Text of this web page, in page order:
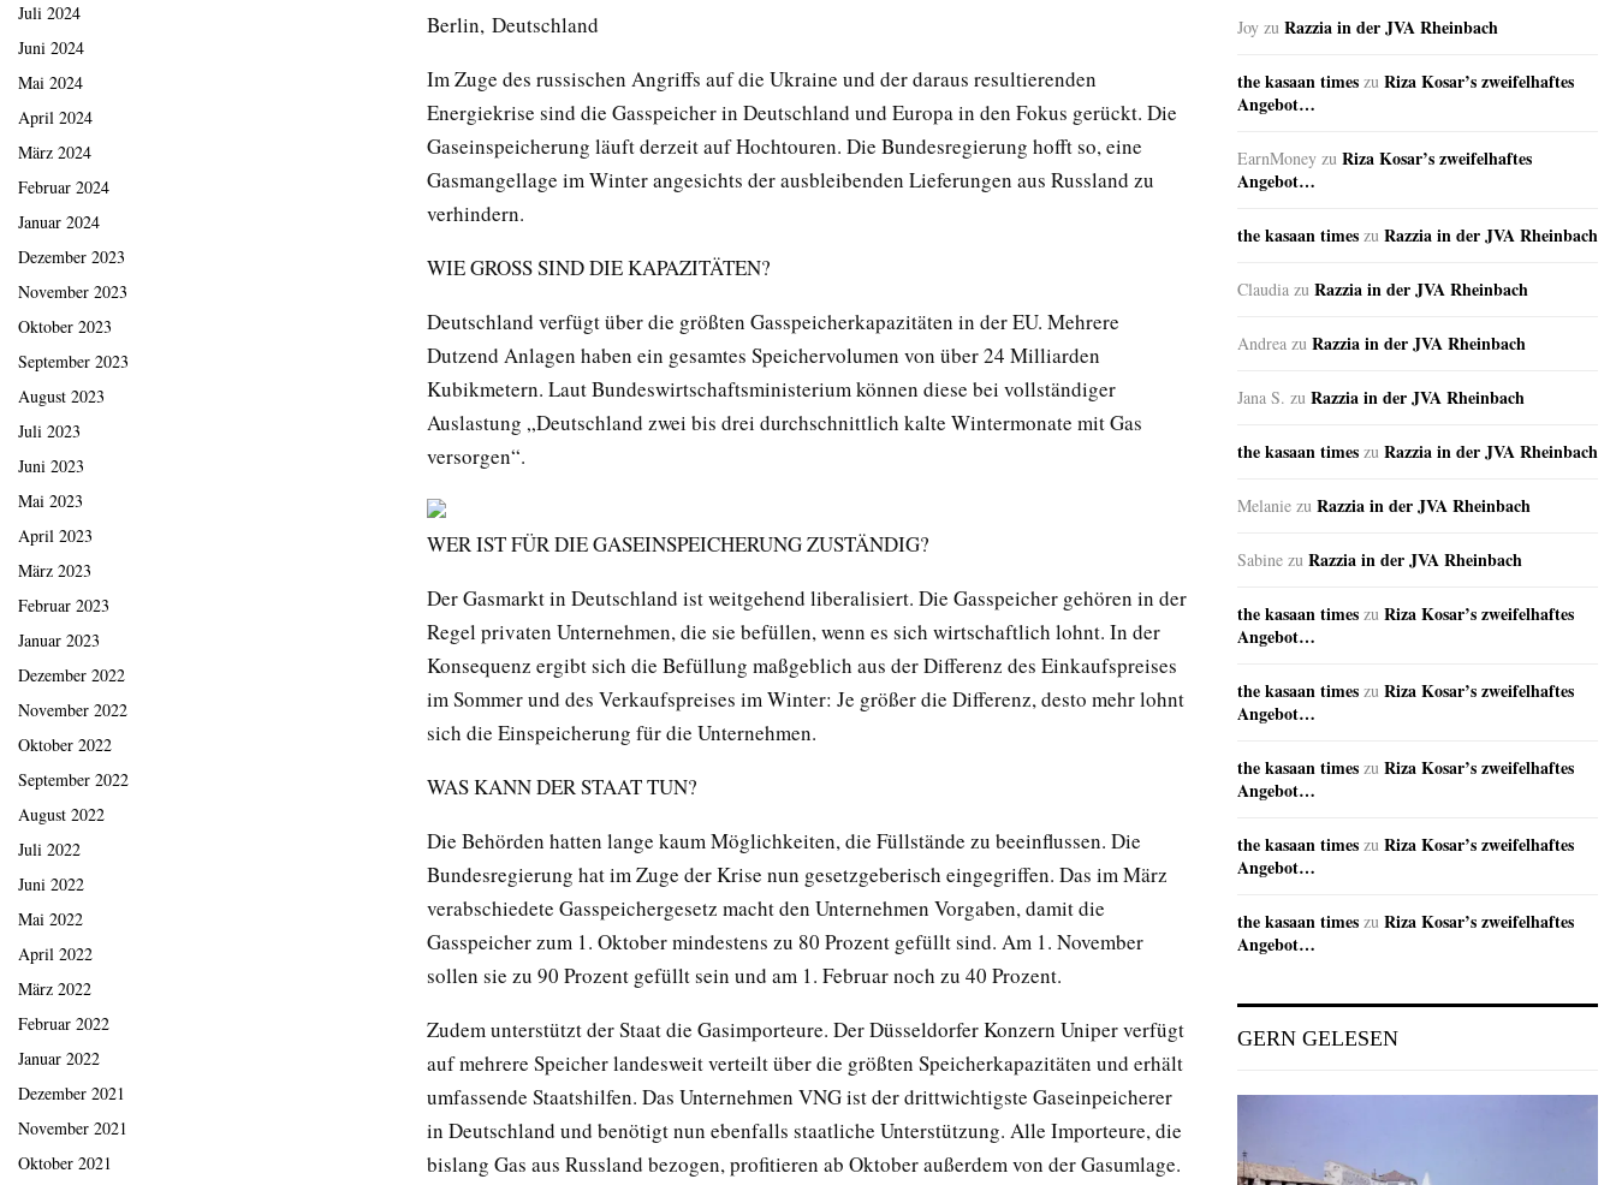
Berlin, Deutschland
Im Zuge des russischen Angriffs auf die Ukraine und der daraus resultierenden
Energiekrise sind die Gasspeicher in Deutschland und Europa in den Fokus gerückt. Die
Gaseinspeicherung läuft derzeit auf Hochtouren. Die Bundesregierung hofft so, eine
Gasmangellage im Winter angesichts der ausbleibenden Lieferungen aus Russland zu
verhindern.
WIE GROSS SIND DIE KAPAZITÄTEN?
Deutschland verfügt über die größten Gasspeicherkapazitäten in der EU. Mehrere
Dutzend Anlagen haben ein gesamtes Speichervolumen von über 24 Milliarden
Kubikmetern. Laut Bundeswirtschaftsministerium können diese bei vollständiger
Auslastung „Deutschland zwei bis drei durchschnittlich kalte Wintermonate mit Gas
versorgen“.
WER IST FÜR DIE GASEINSPEICHERUNG ZUSTÄNDIG?
Der Gasmarkt in Deutschland ist weitgehend liberalisiert. Die Gasspeicher gehören in der
Regel privaten Unternehmen, die sie befüllen, wenn es sich wirtschaftlich lohnt. In der
Konsequenz ergibt sich die Befüllung maßgeblich aus der Differenz des Einkaufspreises
im Sommer und des Verkaufspreises im Winter: Je größer die Differenz, desto mehr lohnt
sich die Einspeicherung für die Unternehmen.
WAS KANN DER STAAT TUN?
Die Behörden hatten lange kaum Möglichkeiten, die Füllstände zu beeinflussen. Die
Bundesregierung hat im Zuge der Krise nun gesetzgeberisch eingegriffen. Das im März
verabschiedete Gasspeichergesetz macht den Unternehmen Vorgaben, damit die
Gasspeicher zum 1. Oktober mindestens zu 80 Prozent gefüllt sind. Am 1. November
sollen sie zu 90 Prozent gefüllt sein und am 1. Februar noch zu 40 Prozent.
Zudem unterstützt der Staat die Gasimporteure. Der Düsseldorfer Konzern Uniper verfügt
auf mehrere Speicher landesweit verteilt über die größten Speicherkapazitäten und erhält
umfassende Staatshilfen. Das Unternehmen VNG ist der drittwichtigste Gaseinpeicherer
in Deutschland und benötigt nun ebenfalls staatliche Unterstützung. Alle Importeure, die
bislang Gas aus Russland bezogen, profitieren ab Oktober außerdem von der Gasumlage.
Juli 2024
Juni 2024
Mai 2024
April 2024
März 2024
Februar 2024
Januar 2024
Dezember 2023
November 2023
Oktober 2023
September 2023
August 2023
Juli 2023
Juni 2023
Mai 2023
April 2023
März 2023
Februar 2023
Januar 2023
Dezember 2022
November 2022
Oktober 2022
September 2022
August 2022
Juli 2022
Juni 2022
Mai 2022
April 2022
März 2022
Februar 2022
Januar 2022
Dezember 2021
November 2021
Oktober 2021
Joy zu Razzia in der JVA Rheinbach
the kasaan times zu Riza Kosar’s zweifelhaftes
Angebot…
EarnMoney zu Riza Kosar’s zweifelhaftes
Angebot…
the kasaan times zu Razzia in der JVA Rheinbach
Claudia zu Razzia in der JVA Rheinbach
Andrea zu Razzia in der JVA Rheinbach
Jana S. zu Razzia in der JVA Rheinbach
the kasaan times zu Razzia in der JVA Rheinbach
Melanie zu Razzia in der JVA Rheinbach
Sabine zu Razzia in der JVA Rheinbach
the kasaan times zu Riza Kosar’s zweifelhaftes
Angebot…
the kasaan times zu Riza Kosar’s zweifelhaftes
Angebot…
the kasaan times zu Riza Kosar’s zweifelhaftes
Angebot…
the kasaan times zu Riza Kosar’s zweifelhaftes
Angebot…
the kasaan times zu Riza Kosar’s zweifelhaftes
Angebot…
GERN GELESEN